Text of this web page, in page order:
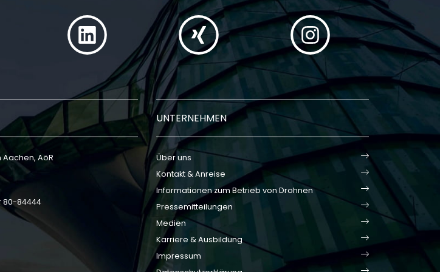
Aachen, AöR
80-84444
UNTERNEHMEN
Über uns
Kontakt & Anreise
Informationen zum Betrieb von Drohnen
Pressemitteilungen
Medien
Karriere & Ausbildung
Impressum